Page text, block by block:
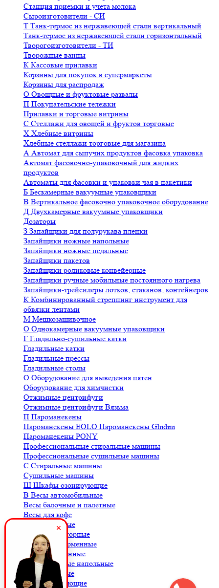
Станция приемки и учета молока
Сыроизготовители - СИ
Т Танк-термос из нержавеющей стали вертикальный
Танк-термос из нержавеющей стали горизонтальный
Творогоизготовители - ТИ
Творожные ванны
К Кассовые прилавки
Корзины для покупок в супермаркеты
Корзины для распродаж
О Овощные и фруктовые развалы
П Покупательские тележки
Прилавки и торговые витрины
С Стеллажи для овощей и фруктов торговые
Х Хлебные витрины
Хлебные стеллажи торговые для магазина
А Автомат для сыпучих продуктов фасовка упаковка
Автомат фасовочно-упаковочный для жидких
продуктов
Автоматы для фасовки и упаковки чая в пакетики
Б Бескамерные вакуумные упаковщики
В Вертикальное фасовочно упаковочное оборудование
Д Двухкамерные вакуумные упаковщики
Дозаторы
З Запайщики для полурукава пленки
Запайщики ножные напольные
Запайщики ножные педальные
Запайщики пакетов
Запайщики роликовые конвейерные
Запайщики ручные мобильные постоянного нагрева
Запайщики-трейсилеры лотков, стаканов, контейнеров
К Комбинированный стреппинг инструмент для
обвязки лентами
М Мешкозашивочное
О Однокамерные вакуумные упаковщики
Г Гладильно-сушильные катки
Гладильные катки
Гладильные прессы
Гладильные столы
О Оборудование для выведения пятен
Оборудование для химчистки
Отжимные центрифуги
Отжимные центрифуги Вязьма
П Пароманекены
Пароманекены EOLO Пароманекены Ghidini
Пароманекены PONY
Профессиональные стиральные машины
Профессиональные сушильные машины
С Стиральные машины
Сушильные машины
Ш Шкафы озонирующие
В Весы автомобильные
Весы балочные и палетные
Весы для кофе
Весы крановые
Весы лабораторные
Весы платформенные
Весы порционные
Весы товарные напольные
Весы торговые
ККомплектующие